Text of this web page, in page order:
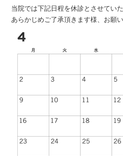
当院では下記日程を休診とさせていた
あらかじめご了承頂きます様、お願い